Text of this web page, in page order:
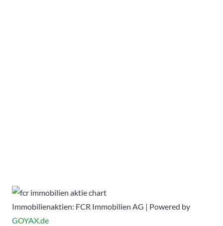
Immobilienaktien: FCR Immobilien AG | Powered by
GOYAX.de